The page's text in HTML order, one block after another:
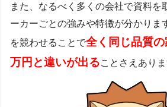
また、なるべく多くの会社で資料を
ーカーごとの強みや特徴が分かりま
を競わせることで全く同じ品質
万円と違いが出ることさえありま